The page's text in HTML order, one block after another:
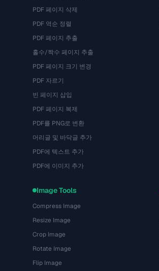
PDF 페이지 삭제
PDF 역순 정렬
PDF 페이지 추출
홀수/짝수 페이지 추출
PDF 페이지 크기 변경
PDF 자르기
빈 페이지 삽입
PDF 페이지 복제
PDF를 PNG로 변환
머리글 및 바닥글 추가
PDF에 텍스트 추가
PDF에 이미지 추가
Image Tools
Compress Image
Resize Image
Crop Image
Rotate Image
Flip Image